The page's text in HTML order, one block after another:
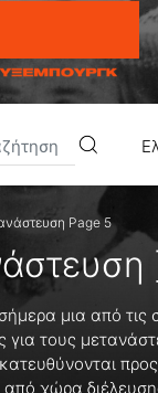
Page 5
μια από τις
για τους
χώρα